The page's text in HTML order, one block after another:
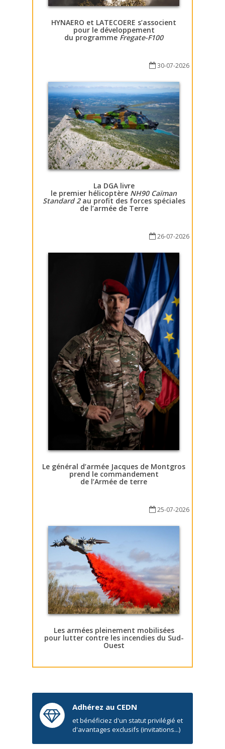
HYNAERO et LATECOERE s’associent
pour le développement
du programme Fregate-F100
30-07-2026
La DGA livre
le premier hélicoptère NH90 Caïman
Standard 2au profit des forces spéciales
de l’armée de Terre
26-07-2026
Le général d’armée Jacques de Montgros
prend le commandement
de l’Armée de terre
25-07-2026
Les armées pleinement mobilisées
pour lutter contre les incendies du Sud-
Ouest
Adhérez au CEDN
et bénéficiez d'un statut privilégié et
d'avantages exclusifs (invitations...)